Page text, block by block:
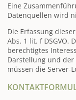
Eine
Datenquellen wird
Die Erfassung
Abs. 1 lit. f DSGVO.
berechtigtes
Darstellung und
müssen die Server-